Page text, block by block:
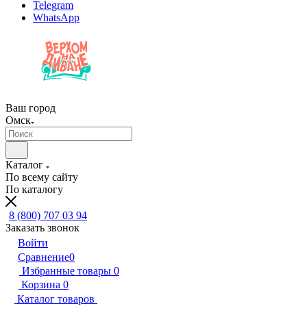
Telegram
WhatsApp
Ваш город
Омск
Каталог
По всему сайту
По каталогу
8 (800) 707 03 94
Заказать звонок
Войти
Сравнение0
Избранные товары 0
Корзина 0
Каталог товаров